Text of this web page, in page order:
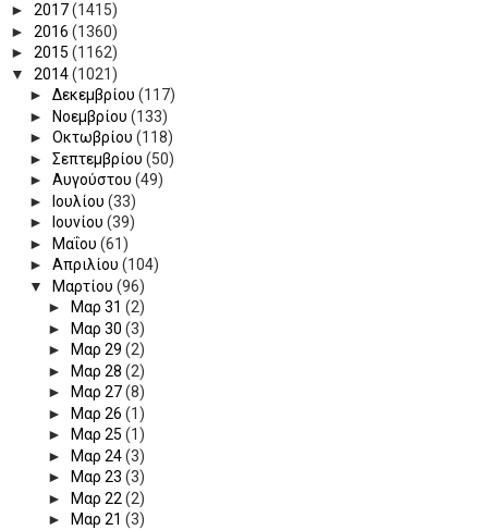
► 2017(1415)
► 2016 (1360)
► 2015 (1162)
▼ 2014(1021)
► Δεκεμβρίου (117)
►
Νοεμβρίου (133)
► Οκτωβρίου (118)
► Σεπτεμβρίου (50)
► Αυγούστου (49)
►
Ιουλίου (33)
►
Ιουνίου (39)
►
Μαΐου (61)
► Απριλίου (104)
▼
Μαρτίου (96)
►
Μαρ 31 (2)
►
Μαρ 30 (3)
►
Μαρ 29 (2)
►
Μαρ 28 (2)
►
Μαρ 27(8)
►
Μαρ 26 (1)
►
Μαρ 25 (1)
►
Μαρ 24(3)
►
Μαρ 23 (3)
►
Μαρ 22 (2)
►
Μαρ 21 (3)